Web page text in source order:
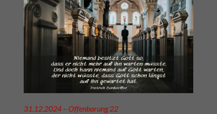
31.12.2024 – Offenbarung 22